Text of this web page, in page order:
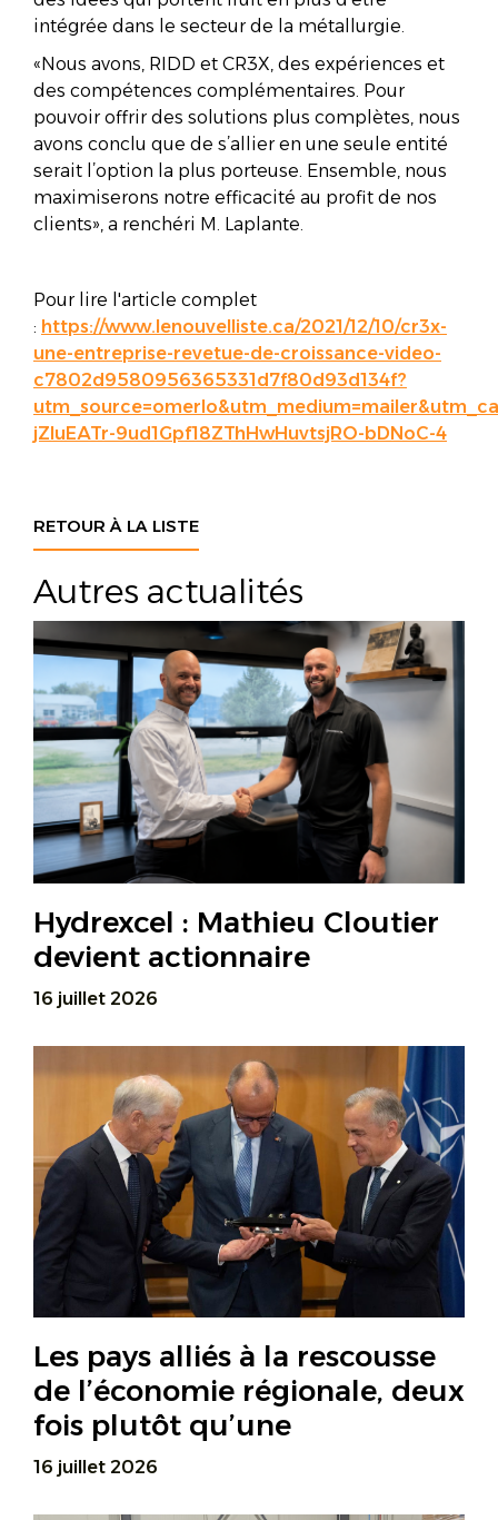
intégrée dans le secteur de la métallurgie.
«Nous avons, RIDD et CR3X, des expériences et
des compétences complémentaires. Pour
pouvoir offrir des solutions plus complètes, nous
avons conclu que de s’allier en une seule entité
serait l’option la plus porteuse. Ensemble, nous
maximiserons notre efficacité au profit de nos
clients», a renchéri M. Laplante.
Pour lire l'article complet
: https://www.lenouvelliste.ca/2021/12/10/cr3x-
une-entreprise-revetue-de-croissance-video-
c7802d9580956365331d7f80d93d134f?
jZluEATr-9ud1Gpf18ZThHwHuvtsjRO-bDNoC-4
RETOUR À LA LISTE
Autres actualités
Hydrexcel : Mathieu Cloutier
devient actionnaire
16 juillet 2026
Les pays alliés à la rescousse
de l’économie régionale, deux
fois plutôt qu’une
16 juillet 2026